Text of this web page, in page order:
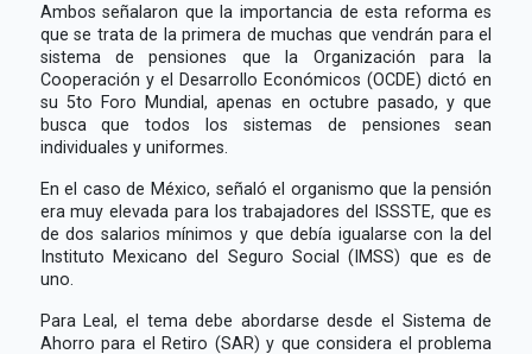
Ambos señalaron que la importancia de esta reforma es
que se trata de la primera de muchas que vendrán para el
sistema de pensiones que la Organización para la
Cooperación y el Desarrollo Económicos (OCDE) dictó en
su 5to Foro Mundial, apenas en octubre pasado, y que
busca que todos los sistemas de pensiones sean
individuales y uniformes.
En el caso de México, señaló el organismo que la pensión
era muy elevada para los trabajadores del ISSSTE, que es
de dos salarios mínimos y que debía igualarse con la del
Instituto Mexicano del Seguro Social (IMSS) que es de
uno.
Para Leal, el tema debe abordarse desde el Sistema de
Ahorro para el Retiro (SAR) y que considera el problema